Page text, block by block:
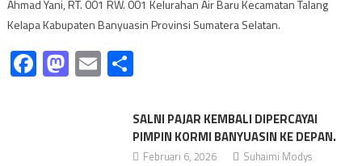
Ahmad Yani, RT. 001 RW. 001 Kelurahan Air Baru Kecamatan Talang
Kelapa Kabupaten Banyuasin Provinsi Sumatera Selatan.
Facebook
Mastodon
EmailShare
SALNI PAJAR KEMBALI DIPERCAYAI
PIMPIN KORMI BANYUASIN KE DEPAN.
Februari 6, 2026 Suhaimi Modys